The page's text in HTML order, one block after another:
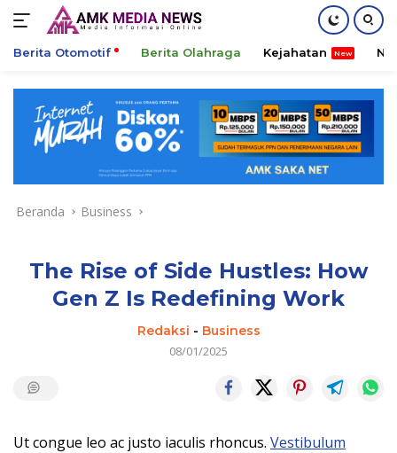
konten
Berita Otomotif Berita Olahraga Kejahatan
Beranda Business
The Rise of Side Hustles: How
Gen Z Is Redefining Work
Redaksi - Business
08/01/2025
Ut congue leo ac justo iaculis rhoncus. Vestibulum